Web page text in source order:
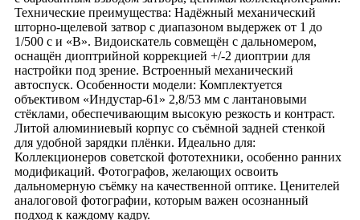
Технические преимущества: Надёжный механический
шторно-щелевой затвор с диапазоном выдержек от 1 до
1/500 с и «В». Видоискатель совмещён с дальномером,
оснащён диоптрийной коррекцией +/-2 диоптрии для
настройки под зрение. Встроенный механический
автоспуск. Особенности модели: Комплектуется
объективом «Индустар-61» 2,8/53 мм с лантановыми
стёклами, обеспечивающим высокую резкость и контраст.
Литой алюминиевый корпус со съёмной задней стенкой
для удобной зарядки плёнки. Идеально для:
Коллекционеров советской фототехники, особенно ранних
модификаций. Фотографов, желающих освоить
дальномерную съёмку на качественной оптике. Ценителей
аналоговой фотографии, которым важен осознанный
подход к каждому кадру.